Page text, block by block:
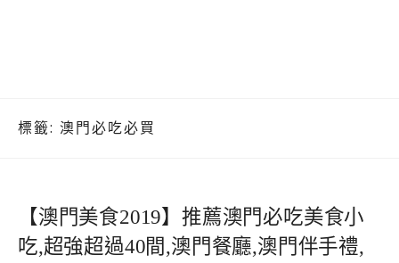
標籤: 澳門必吃必買
【澳門美食2019】推薦澳門必吃美食小
吃,超強超過40間,澳門餐廳,澳門伴手禮,